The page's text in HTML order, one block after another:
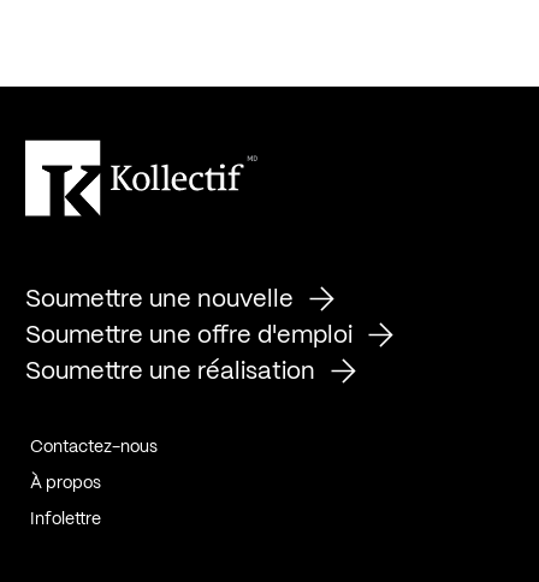
Soumettre une nouvelle
Soumettre une offre d'emploi
Soumettre une réalisation
Contactez-nous
À propos
Infolettre